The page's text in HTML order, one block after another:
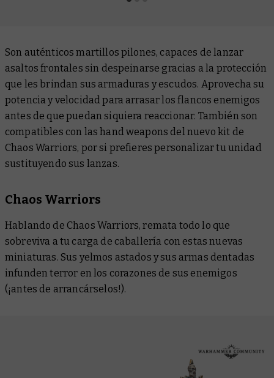
Son auténticos martillos pilones, capaces de lanzar
asaltos frontales sin despeinarse gracias a la protección
que les brindan sus armaduras y escudos. Aprovecha su
potencia y velocidad para arrasar los flancos enemigos
antes de que puedan siquiera reaccionar. También son
compatibles con las hand weapons del nuevo kit de
Chaos Warriors, por si prefieres personalizar tu unidad
sustituyendo sus lanzas.
Chaos Warriors
Hablando de Chaos Warriors, remata todo lo que
sobreviva a tu carga de caballería con estas nuevas
miniaturas. Sus yelmos astados y sus armas dentadas
infunden terror en los corazones de sus enemigos
(¡antes de arrancárselos!).